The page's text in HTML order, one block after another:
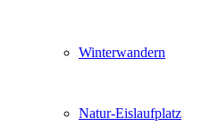
Winterwandern
Natur-Eislaufplatz